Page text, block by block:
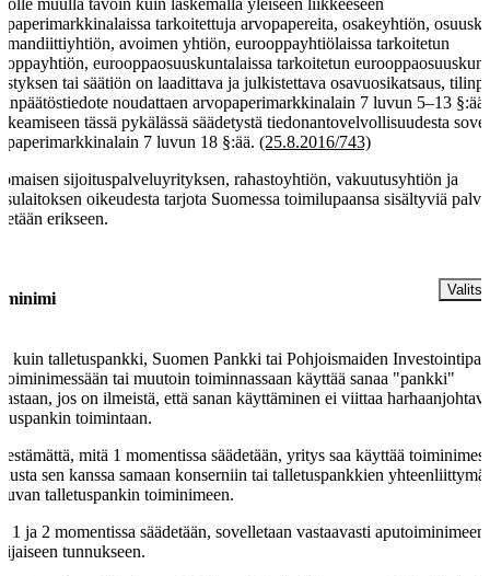
tarkoitettuja arvopapereita, osakeyhtiön,
avoimen yhtiön, eurooppayhtiölaissa tarkoitetun
eurooppaosuuskuntalaissa tarkoitetun
tai säätiön on laadittava ja julkistettava osavuosikatsaus,
noudattaen arvopaperimarkkinalain 7 luvun 5–13 §:ää.
tässä pykälässä säädetystä tiedonantovelvollisuudesta
7 luvun 18 §:ää. (25.8.2016/743)
sijoituspalveluyrityksen, rahastoyhtiön, vakuutusyhtiön ja
oikeudesta tarjota Suomessa toimilupaansa sisältyviä
erikseen.
kuin talletuspankki, Suomen Pankki tai Pohjoismaiden
toiminimessään tai muutoin toiminnassaan käyttää sanaa "pankki"
jos on ilmeistä, että sanan käyttäminen ei viittaa
toimintaan.
estämättä, mitä 1 momentissa säädetään, yritys saa käyttää
sen kanssa samaan konserniin tai talletuspankkien
talletuspankin toiminimeen.
1 ja 2 momentissa säädetään, sovelletaan vastaavasti aputoiminimeen
tunnukseen.